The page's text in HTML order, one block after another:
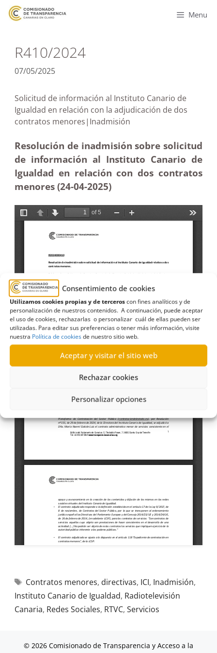
Consentimiento de cookies
Utilizamos cookies propias y de terceroscon fines analíticos y de
personalización de nuestros contenidos. A continuación, puede aceptar
el uso de cookies, rechazarlas o personalizar cuál de ellas pueden ser
utilizadas. Para editar sus preferencias o tener más información, visite
nuestra Política de cookiesde nuestro sitio web.
Aceptar y visitar el sitio web
Rechazar cookies
Personalizar opciones
Menu
R410/2024
07/05/2025
Solicitud de información al Instituto Canario de
Igualdad en relación con la adjudicación de dos
contratos menores|Inadmisión
Resolución de inadmisión sobre solicitud
de información al Instituto Canario de
Igualdad en relación con dos contratos
menores (24-04-2025)
Contratos menores, directivas, ICI, Inadmisión,
Instituto Canario de Igualdad, Radiotelevisión
Canaria, Redes Sociales, RTVC, Servicios
© 2026 Comisionado de Transparencia y Acceso a la